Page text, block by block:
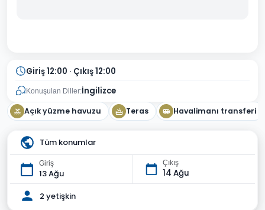
Giriş 12:00 · Çıkış 12:00
Konuşulan Diller:İngilizce
Açık yüzme havuzu Teras Havalimanı transferi
Tüm konumlar
Giriş
13 Ağu
Çıkış
14 Ağu
2 yetişkin